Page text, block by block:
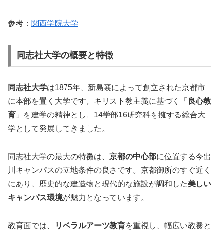
参考： 関西学院大学
同志社大学の概要と特徴
同志社大学は1875年、新島襄によって創立された京都市
に本部を置く大学です。キリスト教主義に基づく「 良心教
育 」を建学の精神とし、14学部16研究科を擁する総合大
学として発展してきました。
同志社大学の最大の特徴は、 京都の中心部に位置する今出
川キャンパスの立地条件の良さです。京都御所のすぐ近く
にあり、歴史的な建造物と現代的な施設が調和した美しい
キャンパス環境が魅力となっています。
教育面では、 リベラルアーツ教育を重視し、幅広い教養と